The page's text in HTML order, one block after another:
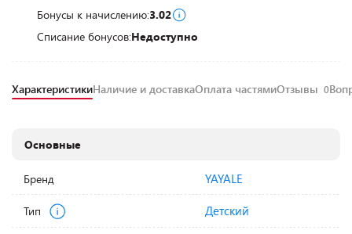
Бонусы к начислению:3.02
Списание бонусов:Недоступно
ХарактеристикиНаличие и доставкаОплата частямиОтзывы 0
Основные
Бренд YAYALE
Тип Детский